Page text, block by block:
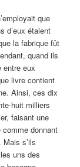
que
d’eux étaient
la fabrique fût
quand ils
entre eux
livre contient
Ainsi, ces dix
huit milliers
faisant une
donnant
s’ils
uns des